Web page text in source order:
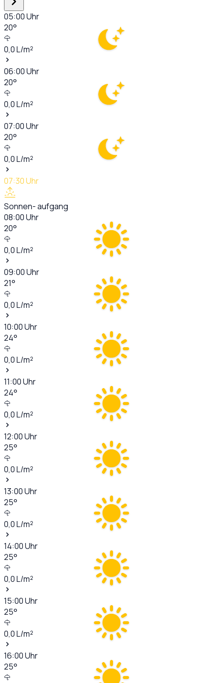
05:00Uhr
20°
0,0L/m²
06:00Uhr
20°
0,0L/m²
07:00Uhr
20°
0,0L/m²
07:30Uhr
Sonnen- aufgang
08:00Uhr
20°
0,0L/m²
09:00Uhr
21°
0,0L/m²
10:00Uhr
24°
0,0L/m²
11:00Uhr
24°
0,0L/m²
12:00Uhr
25°
0,0L/m²
13:00Uhr
25°
0,0L/m²
14:00Uhr
25°
0,0L/m²
15:00Uhr
25°
0,0L/m²
16:00Uhr
25°